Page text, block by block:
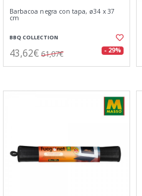
Barbacoa negra con tapa, ø34 x 37
cm
BBQ COLLECTION
43,62€ 61,07€ - 29%